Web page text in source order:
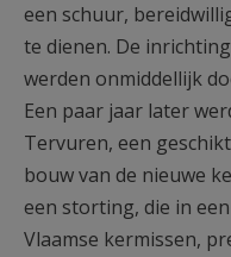
een schuur,
te dienen. De
werden onmiddellijk
Een paar jaar later
Tervuren, een
bouw van de nieuwe
een storting, die in
Vlaamse kermissen,